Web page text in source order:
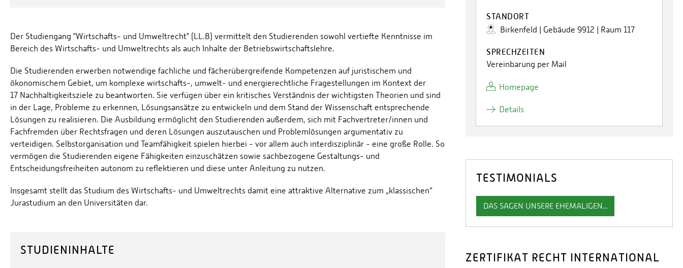
Der Studiengang "Wirtschafts- und Umweltrecht" (LL.B) vermittelt den Studierenden sowohl vertiefte Kenntnisse im
Bereich des Wirtschafts- und Umweltrechts als auch Inhalte der Betriebswirtschaftslehre.
Die Studierenden erwerben notwendige fachliche und fächerübergreifende Kompetenzen auf juristischem und
ökonomischem Gebiet, um komplexe wirtschafts-, umwelt- und energierechtliche Fragestellungen im Kontext der
17 Nachhaltigkeitsziele zu beantworten. Sie verfügen über ein kritisches Verständnis der wichtigsten Theorien und sind
in der Lage, Probleme zu erkennen, Lösungsansätze zu entwickeln und dem Stand der Wissenschaft entsprechende
Lösungen zu realisieren. Die Ausbildung ermöglicht den Studierenden außerdem, sich mit Fachvertreter/innen und
Fachfremden über Rechtsfragen und deren Lösungen auszutauschen und Problemlösungen argumentativ zu
verteidigen. Selbstorganisation und Teamfähigkeit spielen hierbei - vor allem auch interdisziplinär - eine große Rolle. So
vermögen die Studierenden eigene Fähigkeiten einzuschätzen sowie sachbezogene Gestaltungs- und
Entscheidungsfreiheiten autonom zu reflektieren und diese unter Anleitung zu nutzen.
Insgesamt stellt das Studium des Wirtschafts- und Umweltrechts damit eine attraktive Alternative zum „klassischen“
Jurastudium an den Universitäten dar.
STUDIENINHALTE
STANDORT
Birkenfeld | Gebäude 9912 | Raum 117
SPRECHZEITEN
Vereinbarung per Mail
Homepage
Details
TESTIMONIALS
DAS SAGEN UNSERE EHEMALIGEN...
ZERTIFIKAT RECHT INTERNATIONAL